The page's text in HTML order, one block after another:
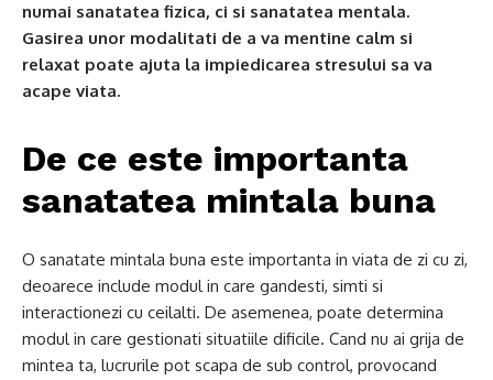
numai sanatatea fizica, ci si sanatatea mentala.
Gasirea unor modalitati de a va mentine calm si
relaxat poate ajuta la impiedicarea stresului sa va
acape viata.
De ce este importanta
sanatatea mintala buna
O sanatate mintala buna este importanta in viata de zi cu zi,
deoarece include modul in care gandesti, simti si
interactionezi cu ceilalti. De asemenea, poate determina
modul in care gestionati situatiile dificile. Cand nu ai grija de
mintea ta, lucrurile pot scapa de sub control, provocand